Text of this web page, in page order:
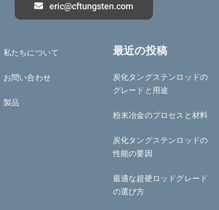
eric@cftungsten.com
私たちについて
お問い合わせ
製品
最近の投稿
炭化タングステンロッドの
グレードと用途
粉末冶金のプロセスと材料
炭化タングステンロッドの
性能の要因
最適な超硬ロッドグレード
の選び方
Türkçe
ไทย
Español de México
Čeština
Deutsch (Sie)